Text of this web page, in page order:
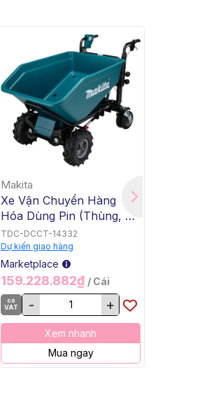
Makita
Xe Vận Chuyển Hàng
Hóa Dùng Pin (Thùng, Tự
Động Nghiêng Đổ, BL,
18Vx2) Makita DCU602Z
TDC-DCCT-14332
Dự kiến giao hàng
Marketplace
159.228.882₫ / Cái
có
VAT
- +
Xem nhanh
Mua ngay